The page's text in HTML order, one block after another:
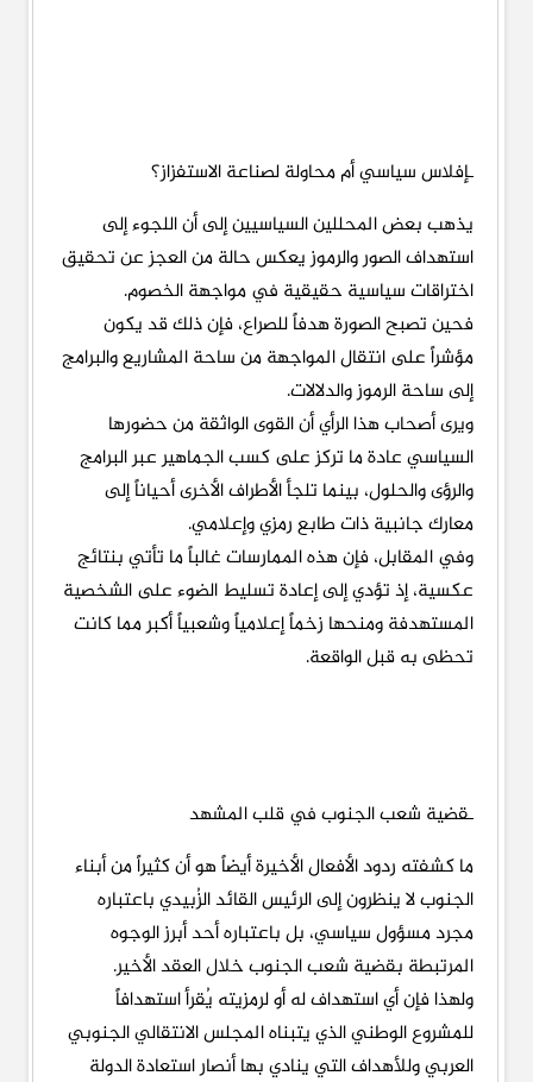
ـإفلاس سياسي أم محاولة لصناعة الاستفزاز؟
يذهب بعض المحللين السياسيين إلى أن اللجوء إلى
استهداف الصور والرموز يعكس حالة من العجز عن تحقيق
اختراقات سياسية حقيقية في مواجهة الخصوم.
فحين تصبح الصورة هدفاً للصراع، فإن ذلك قد يكون
مؤشراً على انتقال المواجهة من ساحة المشاريع والبرامج
إلى ساحة الرموز والدلالات.
ويرى أصحاب هذا الرأي أن القوى الواثقة من حضورها
السياسي عادة ما تركز على كسب الجماهير عبر البرامج
والرؤى والحلول، بينما تلجأ الأطراف الأخرى أحياناً إلى
معارك جانبية ذات طابع رمزي وإعلامي.
وفي المقابل، فإن هذه الممارسات غالباً ما تأتي بنتائج
عكسية، إذ تؤدي إلى إعادة تسليط الضوء على الشخصية
المستهدفة ومنحها زخماً إعلامياً وشعبياً أكبر مما كانت
تحظى به قبل الواقعة.
ـقضية شعب الجنوب في قلب المشهد
ما كشفته ردود الأفعال الأخيرة أيضاً هو أن كثيراً من أبناء
الجنوب لا ينظرون إلى الرئيس القائد الزُبيدي باعتباره
مجرد مسؤول سياسي، بل باعتباره أحد أبرز الوجوه
المرتبطة بقضية شعب الجنوب خلال العقد الأخير.
ولهذا فإن أي استهداف له أو لرمزيته يُقرأ استهدافاً
للمشروع الوطني الذي يتبناه المجلس الانتقالي الجنوبي
العربي وللأهداف التي ينادي بها أنصار استعادة الدولة